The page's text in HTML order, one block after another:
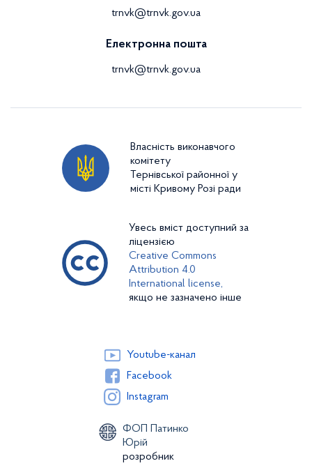
trnvk@trnvk.gov.ua
Електронна пошта
trnvk@trnvk.gov.ua
Власність виконавчого
комітету
Тернівської районної у
місті Кривому Розі ради
Увесь вміст доступний за
ліцензією
Creative Commons
Attribution 4.0
International license,
якщо не зазначено інше
Youtube-канал
Facebook
Instagram
ФОП Патинко
Юрій
розробник